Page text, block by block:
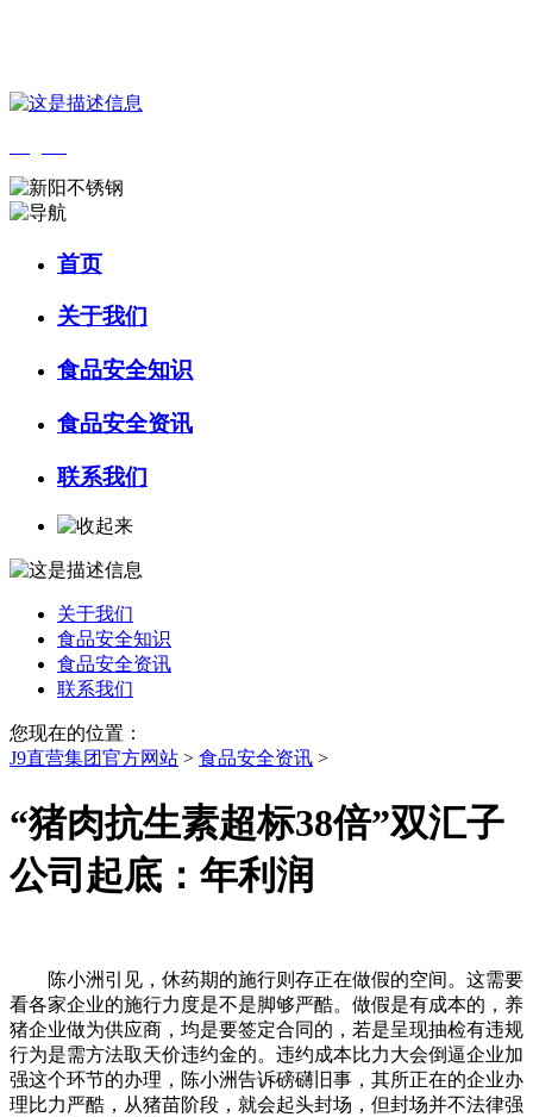
首页
关于我们
食品安全知识
食品安全资讯
联系我们
关于我们
食品安全知识
食品安全资讯
联系我们
您现在的位置：
J9直营集团官方网站 > 食品安全资讯 >
“猪肉抗生素超标38倍”双汇子
公司起底：年利润
陈小洲引见，休药期的施行则存正在做假的空间。这需要
看各家企业的施行力度是不是脚够严酷。做假是有成本的，养
猪企业做为供应商，均是要签定合同的，若是呈现抽检有违规
行为是需方法取天价违约金的。违约成本比力大会倒逼企业加
强这个环节的办理，陈小洲告诉磅礴旧事，其所正在的企业办
理比力严酷，从猪苗阶段，就会起头封场，但封场并不法律强